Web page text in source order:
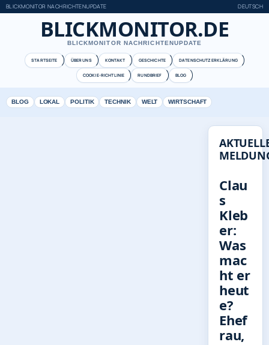
BLICKMONITOR NACHRICHTENUPDATE DEUTSCH
BLICKMONITOR.DE
BLICKMONITOR NACHRICHTENUPDATE
STARTSEITE ÜBER UNS KONTAKT GESCHICHTE DATENSCHUTZERKLÄRUNG
COOKIE-RICHTLINIE RUNDBRIEF BLOG
BLOG LOKAL POLITIK TECHNIK WELT WIRTSCHAFT
Clau
s
Kleb
er:
Was
mac
ht er
heut
e?
Ehef
rau,